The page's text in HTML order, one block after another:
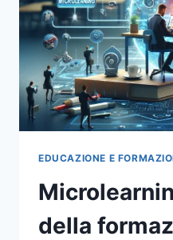
EDUCAZIONE E
della